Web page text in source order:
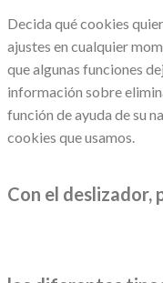
Decida qué cookies
ajustes en cualquier
que algunas funciones
información sobre
función de ayuda de su
cookies que usamos.
Con el deslizador,